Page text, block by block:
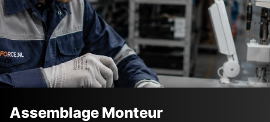
Assemblage Monteur